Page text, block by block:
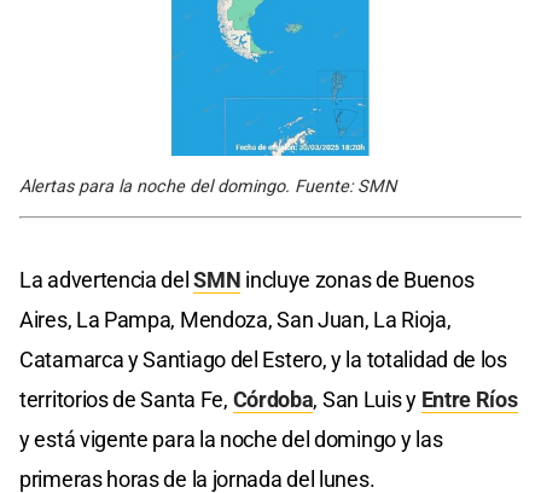
Alertas para la noche del domingo. Fuente: SMN
La advertencia delSMN incluye zonas de Buenos
Aires, La Pampa, Mendoza, San Juan, La Rioja,
Catamarca y Santiago del Estero, y la totalidad de los
territorios de Santa Fe, Córdoba, San Luis y Entre Ríos
y está vigente para la noche del domingo y las
primeras horas de la jornada del lunes.